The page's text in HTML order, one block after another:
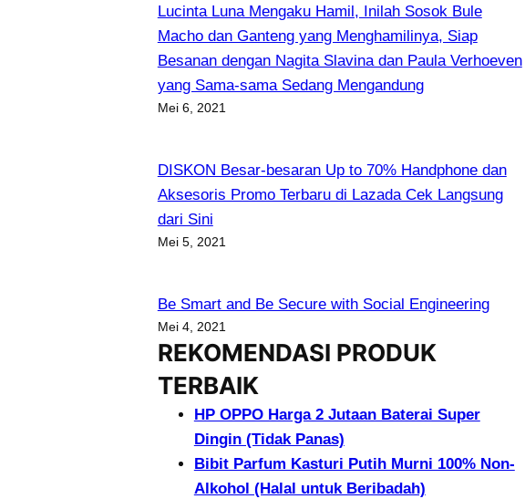
Lucinta Luna Mengaku Hamil, Inilah Sosok Bule
Macho dan Ganteng yang Menghamilinya, Siap
Besanan dengan Nagita Slavina dan Paula Verhoeven
yang Sama-sama Sedang Mengandung
Mei 6, 2021
DISKON Besar-besaran Up to 70% Handphone dan
Aksesoris Promo Terbaru di Lazada Cek Langsung
dari Sini
Mei 5, 2021
Be Smart and Be Secure with Social Engineering
Mei 4, 2021
REKOMENDASI PRODUK
TERBAIK
HP OPPO Harga 2 Jutaan Baterai Super
Dingin (Tidak Panas)
Bibit Parfum Kasturi Putih Murni 100% Non-
Alkohol (Halal untuk Beribadah)